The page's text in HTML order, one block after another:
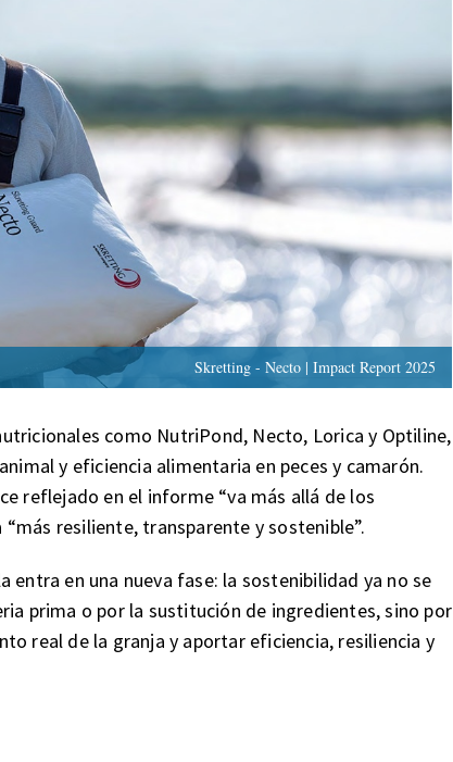
Skretting - Necto | Impact Report 2025
como NutriPond, Necto, Lorica y Optiline,
y eficiencia alimentaria en peces y camarón.
reflejado en el informe “va más allá de los
resiliente, transparente y sostenible”.
entra en una nueva fase: la sostenibilidad ya no se
prima o por la sustitución de ingredientes, sino por
real de la granja y aportar eficiencia, resiliencia y